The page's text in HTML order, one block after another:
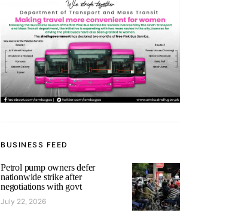
BUSINESS FEED
Petrol pump owners defer
nationwide strike after
negotiations with govt
July 22, 2026